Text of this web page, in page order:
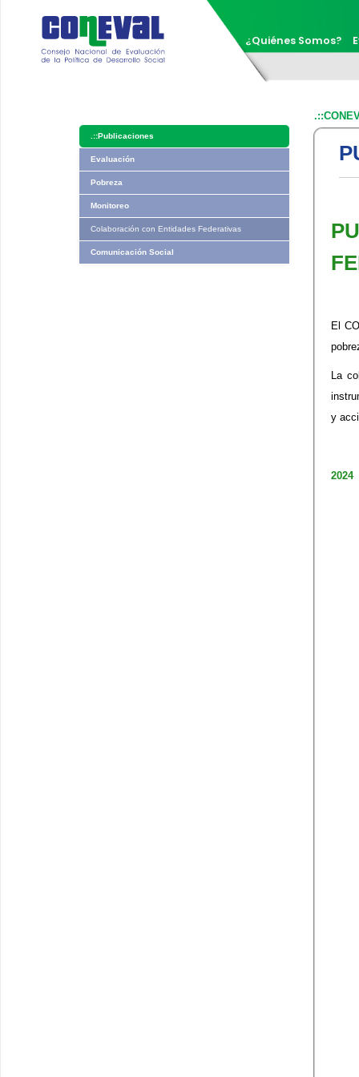
¿Quiénes Somos?
.::Publicaciones
Evaluación
Pobreza
Monitoreo
Colaboración con Entidades Federativas
Comunicación Social
El
​La
y
2024